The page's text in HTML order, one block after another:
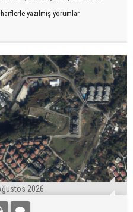
yazılmış yorumlar
2026